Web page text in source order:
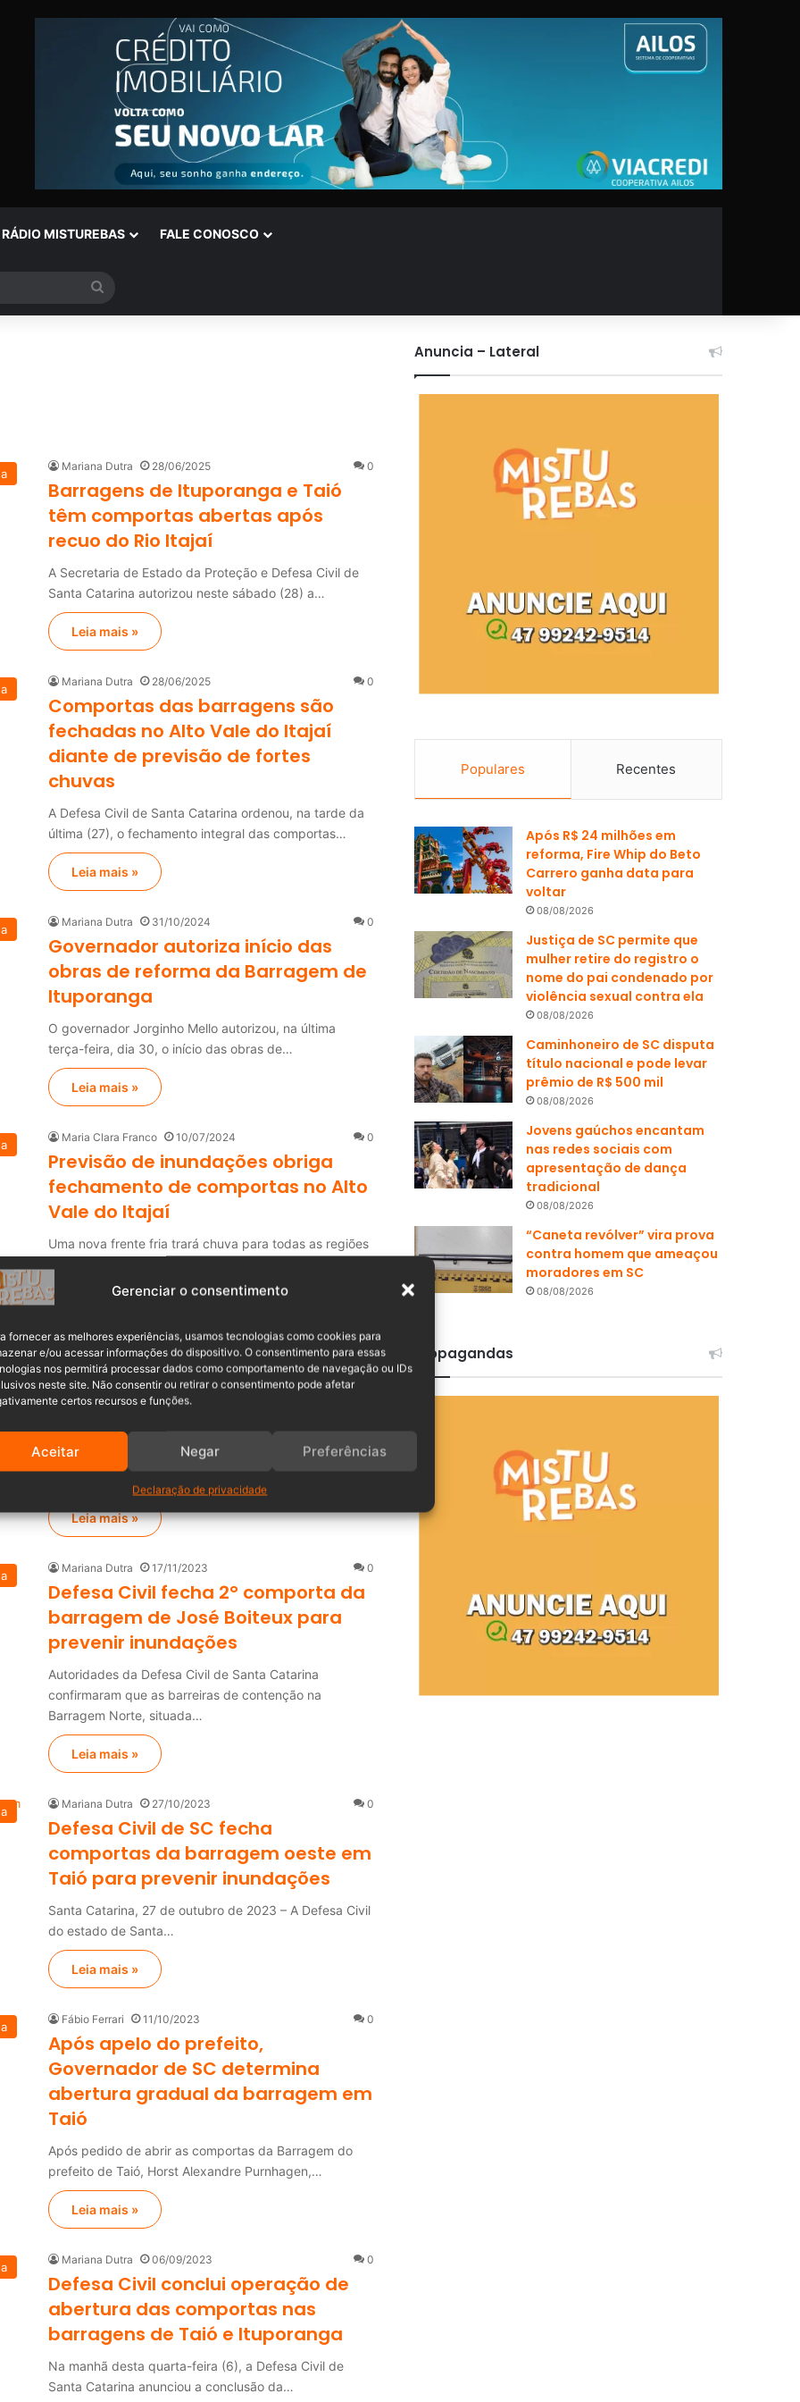
Gerenciar o consentimento
fornecer as melhores experiências, usamos tecnologias como cookies para
e/ou acessar informações do dispositivo. O consentimento para essas
nos permitirá processar dados como comportamento de navegação ou IDs
neste site. Não consentir ou retirar o consentimento pode afetar
certos recursos e funções.
Aceitar Negar Preferências
Declaração de privacidade
RÁDIO MISTUREBAS FALE CONOSCO
por
Mariana Dutra 28/06/2025 0
Barragens de Ituporanga e Taió
têm comportas abertas após
recuo do Rio Itajaí
A Secretaria de Estado da Proteção e Defesa Civil de
Santa Catarina autorizou neste sábado (28) a…
Leia mais »
Mariana Dutra 28/06/2025 0
Comportas das barragens são
fechadas no Alto Vale do Itajaí
diante de previsão de fortes
chuvas
A Defesa Civil de Santa Catarina ordenou, na tarde da
última (27), o fechamento integral das comportas…
Leia mais »
Mariana Dutra 31/10/2024 0
Governador autoriza início das
obras de reforma da Barragem de
Ituporanga
O governador Jorginho Mello autorizou, na última
terça-feira, dia 30, o início das obras de…
Leia mais »
Maria Clara Franco 10/07/2024 0
Previsão de inundações obriga
fechamento de comportas no Alto
Vale do Itajaí
Uma nova frente fria trará chuva para todas as regiões
Mariana Dutra 30/11/2023 0
Defesa Civil reabre as comportas
da barragem Sul, em Ituporanga,
após pausa das chuvas
Por volta do 12h00 de quarta-feira (29), a Defesa Civil
Leia mais »
Mariana Dutra 17/11/2023 0
Defesa Civil fecha 2° comporta da
barragem de José Boiteux para
prevenir inundações
Autoridades da Defesa Civil de Santa Catarina
confirmaram que as barreiras de contenção na
Barragem Norte, situada…
Leia mais »
Mariana Dutra 27/10/2023 0
Defesa Civil de SC fecha
comportas da barragem oeste em
Taió para prevenir inundações
Santa Catarina, 27 de outubro de 2023 – A Defesa Civil
do estado de Santa…
Leia mais »
Fábio Ferrari 11/10/2023 0
Após apelo do prefeito,
Governador de SC determina
abertura gradual da barragem em
Taió
Após pedido de abrir as comportas da Barragem do
prefeito de Taió, Horst Alexandre Purnhagen,…
Leia mais »
Mariana Dutra 06/09/2023 0
Defesa Civil conclui operação de
abertura das comportas nas
barragens de Taió e Ituporanga
Na manhã desta quarta-feira (6), a Defesa Civil de
Santa Catarina anunciou a conclusão da…
Anuncia – Lateral
Populares Recentes
Após R$ 24 milhões em
reforma, Fire Whip do Beto
Carrero ganha data para
voltar
08/08/2026
Justiça de SC permite que
mulher retire do registro o
nome do pai condenado por
violência sexual contra ela
08/08/2026
Caminhoneiro de SC disputa
título nacional e pode levar
prêmio de R$ 500 mil
08/08/2026
Jovens gaúchos encantam
nas redes sociais com
apresentação de dança
tradicional
08/08/2026
“Caneta revólver” vira prova
contra homem que ameaçou
moradores em SC
08/08/2026
Propagandas